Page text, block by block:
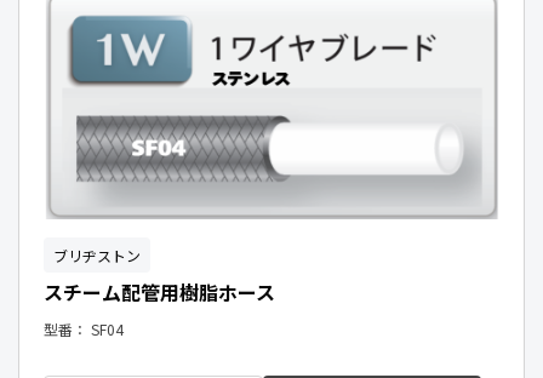
ブリヂストン
スチーム配管用樹脂ホース
型番： SF04